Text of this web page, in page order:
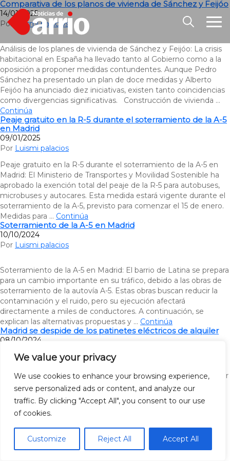
We value your privacy
We use cookies to enhance your browsing experience,
serve personalized ads or content, and analyze our
traffic. By clicking "Accept All", you consent to our use
of cookies.
Customize Reject All Accept All
Comparativa de los planos de vivienda de Sánchez y Feijóo
14/01/2025
Por
Luismi palacios
Análisis de los planes de vivienda de Sánchez y Feijóo: La crisis
habitacional en España ha llevado tanto al Gobierno como a la
oposición a proponer medidas contundentes. Aunque Pedro
Sánchez ha presentado un plan de doce medidas y Alberto
Feijóo ha anunciado diez iniciativas, existen tanto coincidencias
como divergencias significativas. Construcción de vivienda …
Continúa
Peaje gratuito en la R-5 durante el soterramiento de la A-5
en Madrid
09/01/2025
Por Luismi palacios
Peaje gratuito en la R-5 durante el soterramiento de la A-5 en
Madrid: El Ministerio de Transportes y Movilidad Sostenible ha
aprobado la exención total del peaje de la R-5 para autobuses,
microbuses y autocares. Esta medida estará vigente durante el
soterramiento de la A-5, previsto para comenzar el 15 de enero.
Medidas para … Continúa
Soterramiento de la A-5 en Madrid
10/10/2024
Por Luismi palacios
Soterramiento de la A-5 en Madrid: El barrio de Latina se prepara
para un cambio importante en su tráfico, debido a las obras de
soterramiento de la autovía A-5. Estas obras buscan reducir la
contaminación y el ruido, pero su ejecución afectará
directamente a miles de conductores. A continuación, se
explican las alternativas propuestas y … Continúa
Madrid se despide de los patinetes eléctricos de alquiler
08/10/2024
Madrid se despide de los patinetes eléctricos de alquiler: A partir
del 25 de Octubre, los patinetes eléctricos de alquiler
desaparecerán de las calles de Madrid. El Ayuntamiento ha
decidido no renovar las licencias de las empresas que operan
estos vehículos, poniendo fin a este servicio que ha estado
disponible desde 2019. Esta medida ya … Continúa